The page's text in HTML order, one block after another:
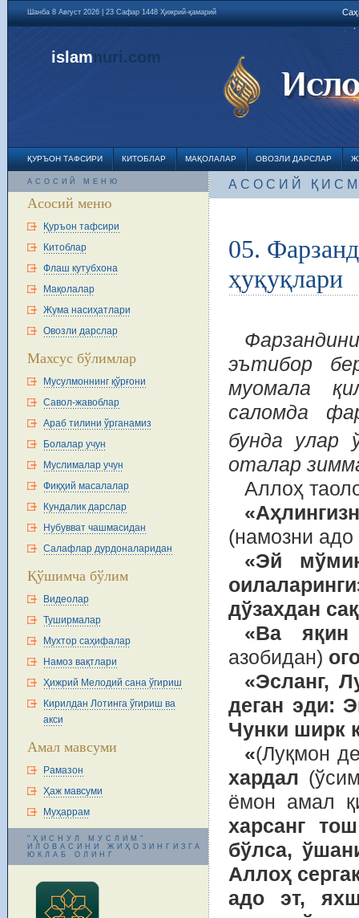
Шанба 8 Август 2026 | 23 Сафар 1448 Ҳижрий-қамарий
islamnuri.com
ҚУРЪОН ТАФСИРИ КИТОБЛАР МАҚОЛАЛАР ОВОЗЛИ ДАРСЛАР
АСОСИЙ МЕНЮ
Асосий меню
Қуръон тафсири
Китоблар
Флаш кутубхона
Мақолалар
Жума насиҳатлари
Овозли дарслар
Махсус бўлимлар
Мусулмоннинг қўрғони
Савол-жавоблар
Араб тилини ўрганамиз
Болалар учун
Муслималар учун
Фиқҳий масалалар
Кундалик дарслар
Нубувват чашмасидан
Салафлар дурдоналаридан
Қўшимча бўлим
Видеолар
Туширмалар
Мухтор саҳифалар
Намоз вақтлари
Ҳижрий Мелодий сана ўгириш
Кирилдан Лотинга ўгириш ва
акси
Амал мавсуми
Рамазон
Ҳаж мавсуми
Муҳаррам
"ҲИСНУЛ МУСЛИМ"
ИЛОВАСИНИ ЖИҲОЗИНГИЗГА
ЮКЛАБ ОЛИНГ
АСОСИЙ
05.
ҳуқуқлари
эътибор
муомала
саломда
бунда улар
оталар
Аллоҳ
(намозни
«Эй
дўзахдан
«Ва яқин
азобидан)
«Эсланг,
деган эди:
Чунки ширк
«(Луқмон
хардал
ёмон амал
харсанг
бўлса,
Аллоҳ
адо эт,